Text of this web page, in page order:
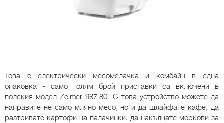
Това е електрически месомелачка и комбайн в една
опаковка - само голям брой приставки са включени в
полския модел Zelmer 987.80. С това устройство можете да
направите не само мляно месо, но и да шлайфате кафе, да
разтривате картофи на палачинки, да накълцате моркови за